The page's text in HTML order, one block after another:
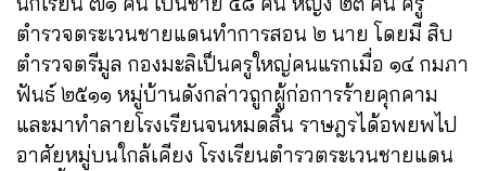
ตำรวจตระเวนชายแดนทำการสอน ๒ นาย โดยมี สิบ
ตำรวจตรีมูล กองมะลิเป็นครูใหญ่คนแรกเมื่อ ๑๔ กมภา
ฟันธ์ ๒๕๑๑ หมู่บ้านดังกล่าวถูกผู้ก่อการร้ายคุกคาม
และมาทำลายโรงเรียนจนหมดสิ้น ราษฎรได้อพยพไป
อาศัยหมู่บนใกล้เคียง โรงเรียนตำรวตระเวนชายแดน